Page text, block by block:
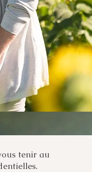
tenir au